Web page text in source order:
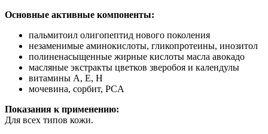
Основные активные компоненты:
пальмитоил олигопептид нового поколения
незаменимые аминокислоты, гликопротеины, инозитол
полиненасыщенные жирные кислоты масла авокадо
масляные экстракты цветков зверобоя и календулы
витамины А, Е, H
мочевина, сорбит, PCA
Показания к применению:
Для всех типов кожи.